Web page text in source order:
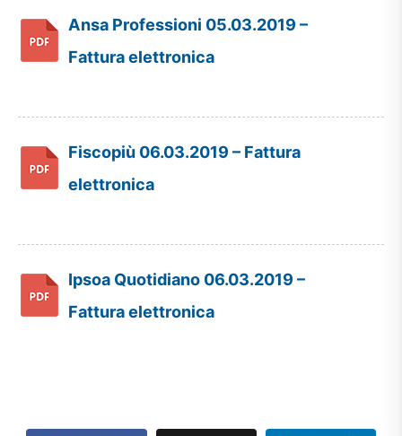
Ansa Professioni 05.03.2019 –
Fattura elettronica
Fiscopiù 06.03.2019 – Fattura
elettronica
Ipsoa Quotidiano 06.03.2019 –
Fattura elettronica